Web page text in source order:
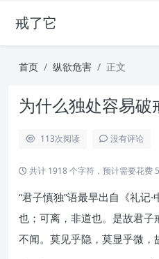
戒了它
首页 纵欲危害 正文
为什么独处容易
113次阅读 没有评论
共计 1918 个字符，预计需要花费
“君子慎独”语最早出自《礼记
也；可离，非道也。是故君
不闻。莫见乎隐，莫显乎微，